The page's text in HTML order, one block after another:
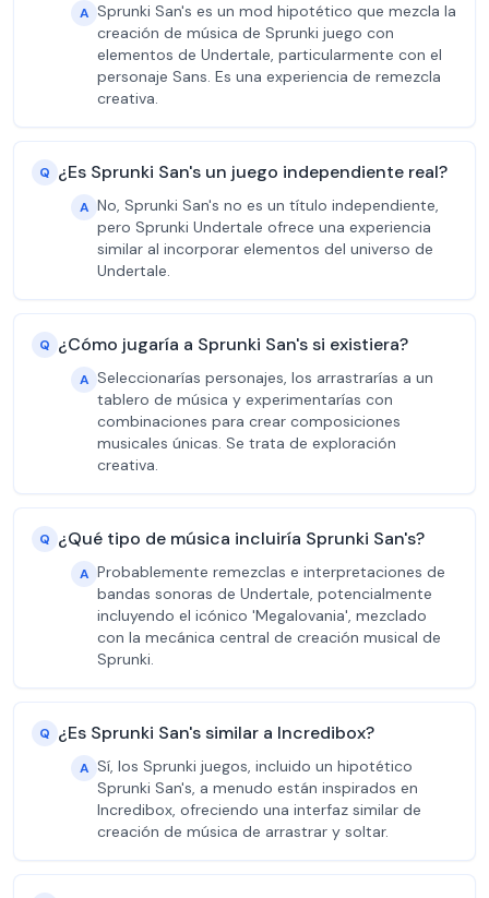
A Sprunki San's es un mod hipotético que mezcla la
creación de música de Sprunki juego con
elementos de Undertale, particularmente con el
personaje Sans. Es una experiencia de remezcla
creativa.
Q ¿Es Sprunki San's un juego independiente real?
A No, Sprunki San's no es un título independiente,
pero Sprunki Undertale ofrece una experiencia
similar al incorporar elementos del universo de
Undertale.
Q ¿Cómo jugaría a Sprunki San's si existiera?
A Seleccionarías personajes, los arrastrarías a un
tablero de música y experimentarías con
combinaciones para crear composiciones
musicales únicas. Se trata de exploración
creativa.
Q ¿Qué tipo de música incluiría Sprunki San's?
A Probablemente remezclas e interpretaciones de
bandas sonoras de Undertale, potencialmente
incluyendo el icónico 'Megalovania', mezclado
con la mecánica central de creación musical de
Sprunki.
Q ¿Es Sprunki San's similar a Incredibox?
A Sí, los Sprunki juegos, incluido un hipotético
Sprunki San's, a menudo están inspirados en
Incredibox, ofreciendo una interfaz similar de
creación de música de arrastrar y soltar.